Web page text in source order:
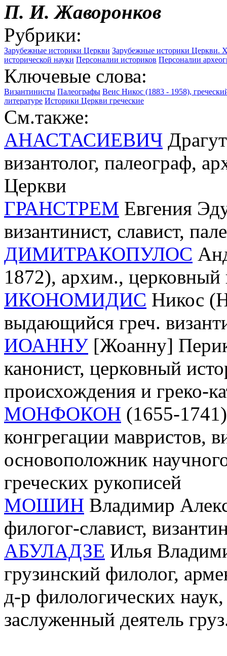
П. И. Жаворонков
Рубрики:
Зарубежные историки Церкви Зарубежные историки Церкви.
исторической науки Персоналии историков Персоналии
Ключевые слова:
Византинисты Палеографы Веис Никос (1883 - 1958),
литературе Историки Церкви греческие
См.также:
АНАСТАСИЕВИЧ
византолог, палеограф,
Церкви
ГРАНСТРЕМ Евгения
византинист, славист,
ДИМИТРАКОПУЛОС
1872), архим., церковный
ИКОНОМИДИС Никос
выдающийся греч.
ИОАННУ [Жоанну]
канонист, церковный
происхождения и греко-
МОНФОКОН (1655-
конгрегации мавристов,
основоположник
греческих рукописей
МОШИН Владимир
филогог-славист,
АБУЛАДЗЕ Илья
грузинский филолог,
д-р филологических
заслуженный деятель